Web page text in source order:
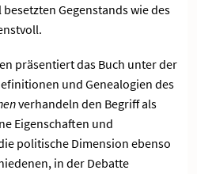
Gegenstands wie des
präsentiert das Buch unter der
und Genealogien des
verhandeln den Begriff als
Eigenschaften und
politische Dimension ebenso
in der Debatte